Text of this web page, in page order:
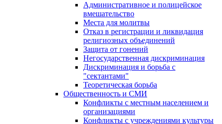
Административное и полицейское
вмешательство
Места для молитвы
Отказ в регистрации и ликвидация
религиозных объединений
Защита от гонений
Негосударственная дискриминация
Дискриминация и борьба с
"сектантами"
Теоретическая борьба
Общественность и СМИ
Конфликты с местным населением и
организациями
Конфликты с учреждениями культуры